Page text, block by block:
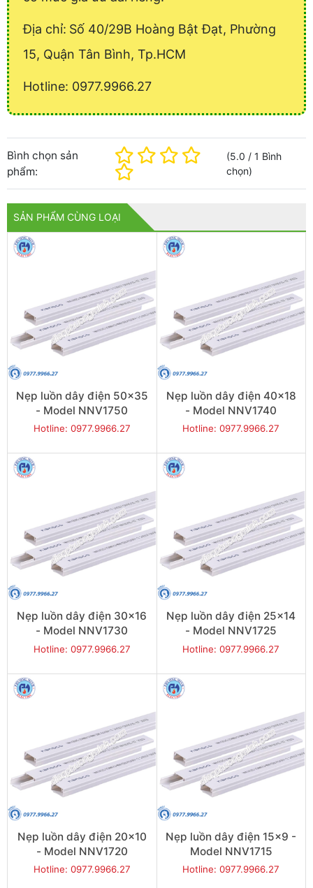
Địa chỉ: Số 40/29B Hoàng Bật Đạt, Phường
15, Quận Tân Bình, Tp.HCM
Hotline: 0977.9966.27
Bình chọn sản
phẩm:
(5.0 /1 Bình
chọn)
SẢN PHẨM CÙNG LOẠI
Nẹp luồn dây điện 50x35
- Model NNV1750
Hotline: 0977.9966.27
Nẹp luồn dây điện 40x18
- Model NNV1740
Hotline: 0977.9966.27
Nẹp luồn dây điện 30x16
- Model NNV1730
Hotline: 0977.9966.27
Nẹp luồn dây điện 25x14
- Model NNV1725
Hotline: 0977.9966.27
Nẹp luồn dây điện 20x10
- Model NNV1720
Hotline: 0977.9966.27
Nẹp luồn dây điện 15x9 -
Model NNV1715
Hotline: 0977.9966.27